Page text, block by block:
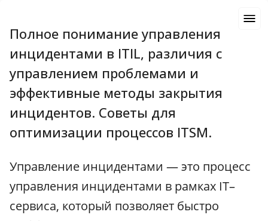
Полное понимание управления
инцидентами в ITIL, различия с
управлением проблемами и
эффективные методы закрытия
инцидентов. Советы для
оптимизации процессов ITSM.
Управление инцидентами — это процесс
управления инцидентами в рамках IT–
сервиса, который позволяет быстро